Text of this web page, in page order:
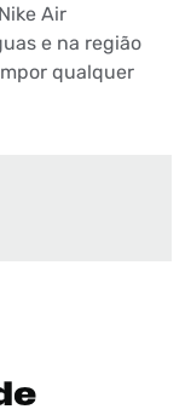
Air
e na região
qualquer